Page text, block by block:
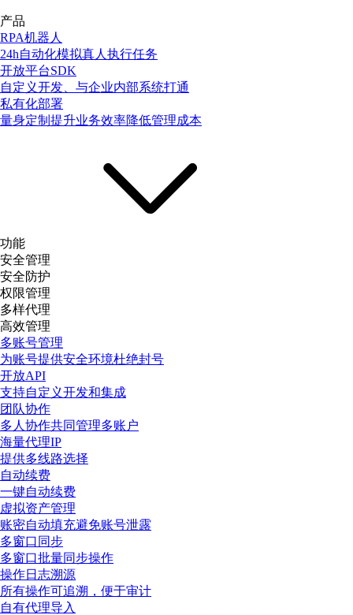
产品
RPA机器人
24h自动化模拟真人执行任务
开放平台SDK
自定义开发、与企业内部系统打通
私有化部署
量身定制提升业务效率降低管理成本
功能
安全管理
安全防护
权限管理
多样代理
高效管理
多账号管理
为账号提供安全环境杜绝封号
开放API
支持自定义开发和集成
团队协作
多人协作共同管理多账户
海量代理IP
提供多线路选择
自动续费
一键自动续费
虚拟资产管理
账密自动填充避免账号泄露
多窗口同步
多窗口批量同步操作
操作日志溯源
所有操作可追溯，便于审计
自有代理导入